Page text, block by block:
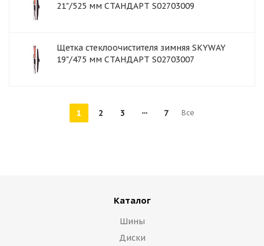
21"/525 мм СТАНДАРТ S02703009
Щетка стеклоочистителя зимняя SKYWAY
19"/475 мм СТАНДАРТ S02703007
1 2 3 7 Все
Каталог
Шины
Диски